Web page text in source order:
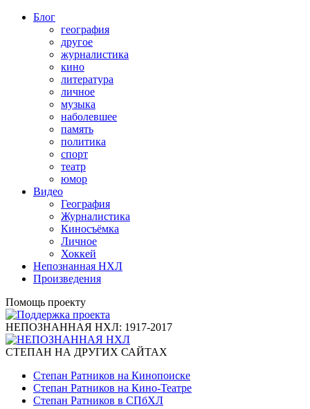
Блог
география
другое
журналистика
кино
литература
личное
музыка
наболевшее
память
политика
спорт
театр
юмор
Видео
География
Журналистика
Киносъёмка
Личное
Хоккей
Непознанная НХЛ
Произведения
Помощь проекту
НЕПОЗНАННАЯ НХЛ: 1917-2017
СТЕПАН НА ДРУГИХ САЙТАХ
Степан Ратников на Кинопоиске
Степан Ратников на Кино-Театре
Степан Ратников в СПбХЛ